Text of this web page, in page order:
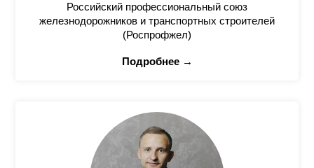
Российский профессиональный союз
железнодорожников и транспортных строителей
(Роспрофжел)
Подробнее →